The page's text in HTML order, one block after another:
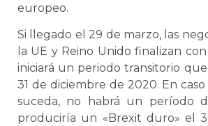
europeo.
Si llegado el 29 de marzo, las
la UE y Reino Unido finalizan
iniciará un periodo transitorio que
31 de diciembre de 2020. En
suceda, no habrá un período
produciría un «Brexit duro» el